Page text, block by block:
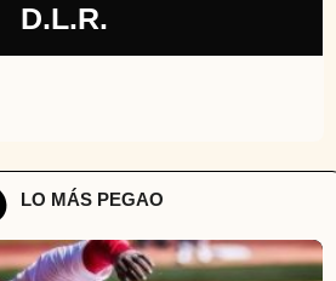
D.L.R.
LO MÁS PEGAO